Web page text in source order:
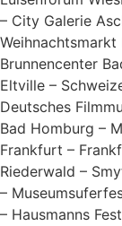
– City Galerie
Weihnachtsmarkt
Brunnencenter
Eltville –
Deutsches
Bad Homburg –
Frankfurt –
Riederwald –
–
– Hausmanns